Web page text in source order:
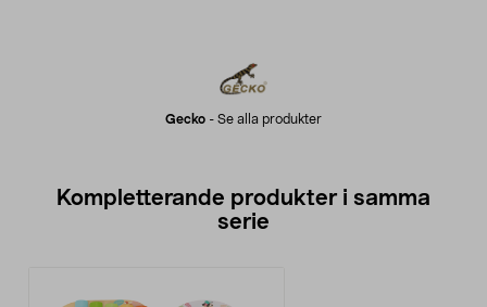
Gecko - Se alla produkter
Kompletterande produkter i samma
serie